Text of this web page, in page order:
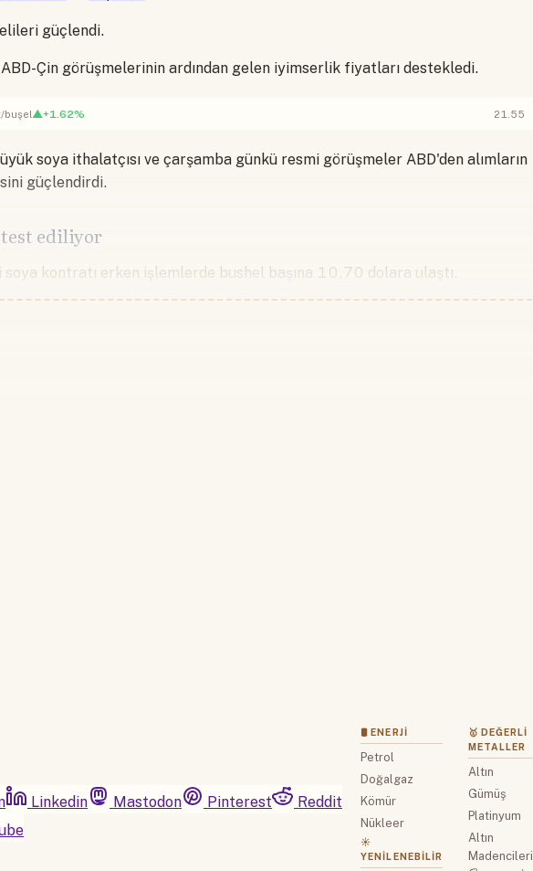
güçlendi.
Çin görüşmelerinin ardından gelen iyimserlik fiyatları destekledi.
buşel▲+1.62% 21.55
soya ithalatçısı ve çarşamba günkü resmi görüşmeler ABD'den alımların
güçlendirdi.
ediliyor
soya kontratı erken işlemlerde bushel başına 10,70 dolara ulaştı.
Linkedin Mastodon Pinterest
Reddit
🛢 ENERJI
Petrol
Doğalgaz
Kömür
Nükleer
☀️
YENILENEBILIR
🥇 DEĞERLI
METALLER
Altın
Gümüş
Platinyum
Altın
Madencileri